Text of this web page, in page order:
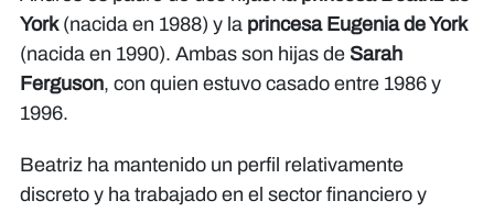
York(nacida en 1988) y la princesa Eugenia de York
(nacida en 1990). Ambas son hijas de Sarah
Ferguson, con quien estuvo casado entre 1986 y
1996.
Beatriz ha mantenido un perfil relativamente
discreto y ha trabajado en el sector financiero y